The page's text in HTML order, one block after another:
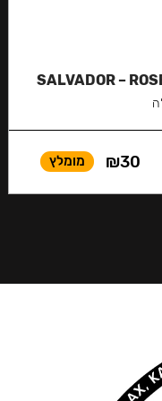
SALVADOR –
₪30 מומלץ